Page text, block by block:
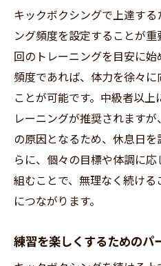
キックボクシングで上達す
ング頻度を設定することが
回のトレーニングを目安に
頻度であれば、体力を徐々
ことが可能です。中級者以
レーニングが推奨されます
の原因となるため、休息日
らに、個々の目標や体調に
組むことで、無理なく続け
につながります。
練習を楽しくするためのパ